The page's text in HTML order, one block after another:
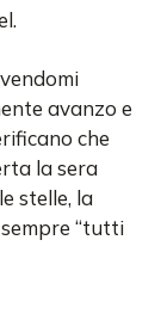
avanzo e
che
la sera
stelle, la
“tutti